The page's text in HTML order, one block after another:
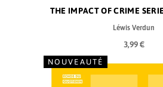
THE IMPACT OF CRIME
Léwis Verdun
3,99 €
NOUVEAUTÉ